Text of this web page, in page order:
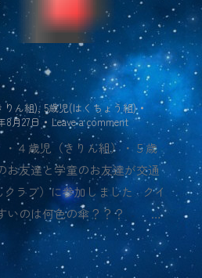
りん組), 5歳児(はくちょう組)
8月27日 Leave a comment
４歳児（きりん組）・５歳
お友達と学童のお友達が交通
クラブ）に参加しました クイ
すいのは何色の傘？？？ …